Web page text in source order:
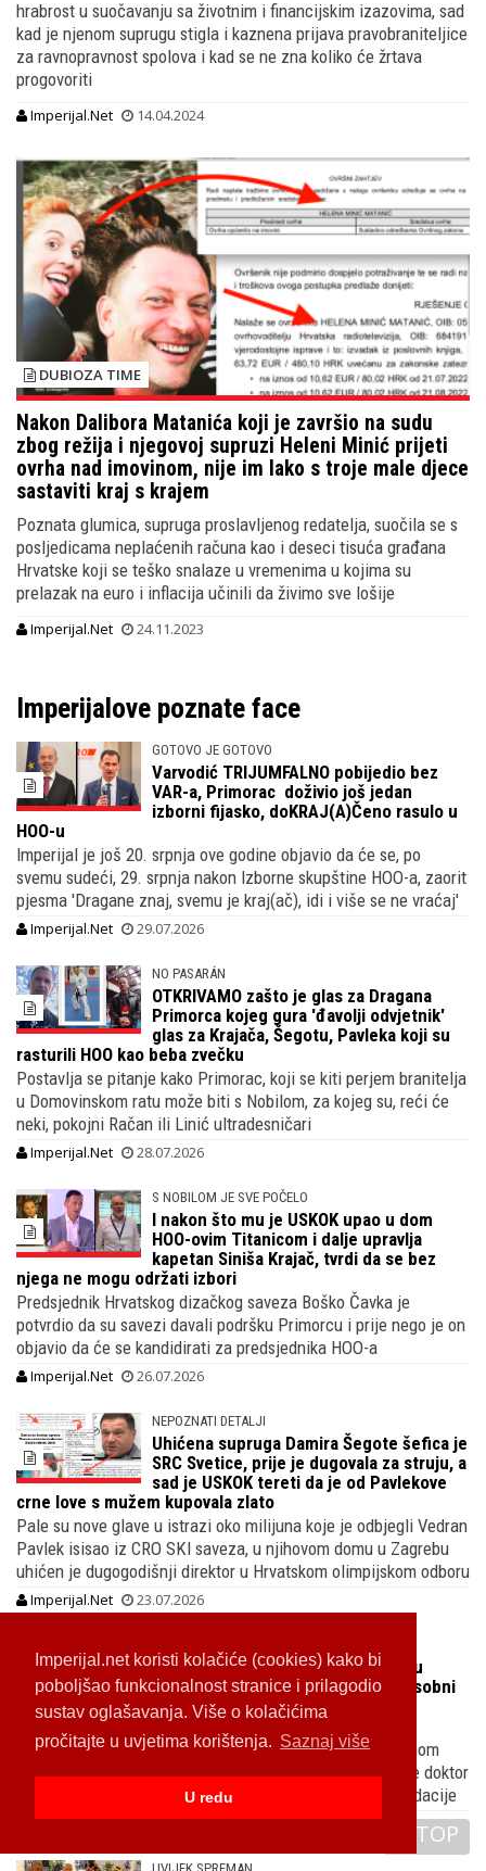
Imperijal.net koristi kolačiće (cookies) kako bi
poboljšao funkcionalnost stranice i prilagodio
sustav oglašavanja. Više o kolačićima
pročitajte u uvjetima korištenja. Saznaj više
U redu
hrabrost u suočavanju sa životnim i financijskim izazovima, sad
kad je njenom suprugu stigla i kaznena prijava pravobraniteljice
za ravnopravnost spolova i kad se ne zna koliko će žrtava
progovoriti
Imperijal.Net 14.04.2024
DUBIOZA TIME
Nakon Dalibora Matanića koji je završio na sudu
zbog režija i njegovoj supruzi Heleni Minić prijeti
ovrha nad imovinom, nije im lako s troje male djece
sastaviti kraj s krajem
Poznata glumica, supruga proslavljenog redatelja, suočila se s
posljedicama neplaćenih računa kao i deseci tisuća građana
Hrvatske koji se teško snalaze u vremenima u kojima su
prelazak na euro i inflacija učinili da živimo sve lošije
Imperijal.Net 24.11.2023
Imperijalove poznate face
GOTOVO JE GOTOVO
Varvodić TRIJUMFALNO pobijedio bez
VAR-a, Primorac doživio još jedan
izborni fijasko, doKRAJ(A)Čeno rasulo u
HOO-u
Imperijal je još 20. srpnja ove godine objavio da će se, po
svemu sudeći, 29. srpnja nakon Izborne skupštine HOO-a, zaorit
pjesma 'Dragane znaj, svemu je kraj(ač), idi i više se ne vraćaj'
Imperijal.Net 29.07.2026
NO PASARÁN
OTKRIVAMO zašto je glas za Dragana
Primorca kojeg gura 'đavolji odvjetnik'
glas za Krajača, Šegotu, Pavleka koji su
rasturili HOO kao beba zvečku
Postavlja se pitanje kako Primorac, koji se kiti perjem branitelja
u Domovinskom ratu može biti s Nobilom, za kojeg su, reći će
neki, pokojni Račan ili Linić ultradesničari
Imperijal.Net 28.07.2026
S NOBILOM JE SVE POČELO
I nakon što mu je USKOK upao u dom
HOO-ovim Titanicom i dalje upravlja
kapetan Siniša Krajač, tvrdi da se bez
njega ne mogu održati izbori
Predsjednik Hrvatskog dizačkog saveza Boško Čavka je
potvrdio da su savezi davali podršku Primorcu i prije nego je on
objavio da će se kandidirati za predsjednika HOO-a
Imperijal.Net 26.07.2026
NEPOZNATI DETALJI
Uhićena supruga Damira Šegote šefica je
SRC Svetice, prije je dugovala za struju, a
sad je USKOK tereti da je od Pavlekove
crne love s mužem kupovala zlato
Pale su nove glave u istrazi oko milijuna koje je odbjegli Vedran
Pavlek isisao iz CRO SKI saveza, u njihovom domu u Zagrebu
uhićen je dugogodišnji direktor u Hrvatskom olimpijskom odboru
Imperijal.Net 23.07.2026
Dragan Primorac bio je podstanar u
Americi, tek je u Zagrebu kupio 5-sobni
stan na Pantovčaku kad je ušao u
Sanaderovu vladu
Dok je radio u kalifornijskoj Alamedi živio je u iznajmljenom
apartmanu a u pensilvanijskom Bethlehemu udomio ga je doktor
Chris Chapman u prostorijama Katoličke medicinske fondacije
Imperijal.Net 22.07.2026 TOP